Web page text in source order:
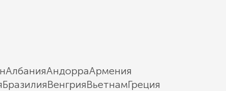
АлбанияАндорраАрмения
БразилияВенгрияВьетнамГреция